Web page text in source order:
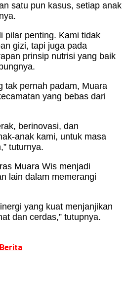
satu pun kasus, setiap anak
pilar penting. Kami tidak
gizi, tapi juga pada
prinsip nutrisi yang baik
tak pernah padam, Muara
yang bebas dari
berinovasi, dan
anak kami, untuk masa
tuturnya.
Muara Wis menjadi
lain dalam memerangi
yang kuat menjanjikan
dan cerdas,” tutupnya.